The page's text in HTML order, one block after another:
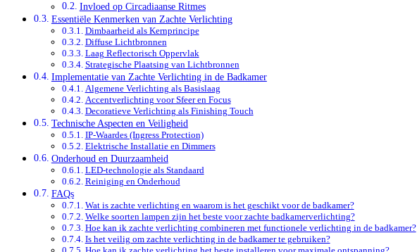
Invloed op Circadiaanse Ritmes
Essentiële Kenmerken van Zachte Verlichting
Dimbaarheid als Kernprincipe
Diffuse Lichtbronnen
Laag Reflectorisch Oppervlak
Strategische Plaatsing van Lichtbronnen
Implementatie van Zachte Verlichting in de Badkamer
Algemene Verlichting als Basislaag
Accentverlichting voor Sfeer en Focus
Decoratieve Verlichting als Finishing Touch
Technische Aspecten en Veiligheid
IP-Waardes (Ingress Protection)
Elektrische Installatie en Dimmers
Onderhoud en Duurzaamheid
LED-technologie als Standaard
Reiniging en Onderhoud
FAQs
Wat is zachte verlichting en waarom is het geschikt voor de badkamer?
Welke soorten lampen zijn het beste voor zachte badkamerverlichting?
Hoe kan ik zachte verlichting combineren met functionele verlichting in de badkamer?
Is het veilig om zachte verlichting in de badkamer te gebruiken?